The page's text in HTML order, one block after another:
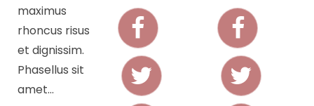
maximus
rhoncus risus
et dignissim.
Phasellus sit
amet…